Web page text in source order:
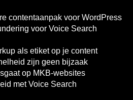
contentaanpak voor WordPress
voor Voice Search
als etiket op je content
zijn geen bijzaak
op MKB-websites
met Voice Search